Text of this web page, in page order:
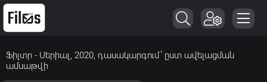
Ֆիլտր - Սերիալ, 2020, դասակարգում՝ ըստ ավելացման
ամսաթվի